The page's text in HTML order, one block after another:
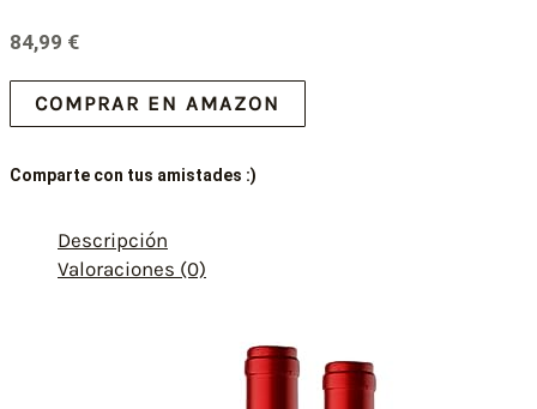
84,99 €
COMPRAR EN AMAZON
Comparte con tus amistades :)
Descripción
Valoraciones (0)